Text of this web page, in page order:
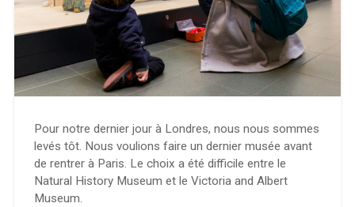
Pour notre dernier jour à Londres, nous nous sommes
levés tôt. Nous voulions faire un dernier musée avant
de rentrer à Paris. Le choix a été difficile entre le
Natural History Museum et le Victoria and Albert
Museum.